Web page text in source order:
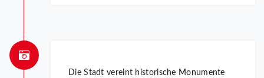
Die Stadt vereint historische Monumente